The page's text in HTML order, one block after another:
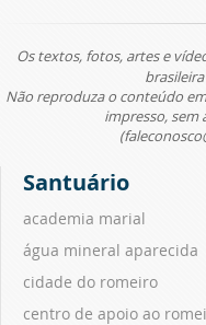
Os textos, fotos, artes e
Não reproduza o conteúdo
impresso, sem
Santuário
academia marial
água mineral aparecida
cidade do romeiro
centro de apoio ao